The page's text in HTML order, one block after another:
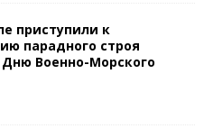
приступили к
парадного строя
Военно-Морского